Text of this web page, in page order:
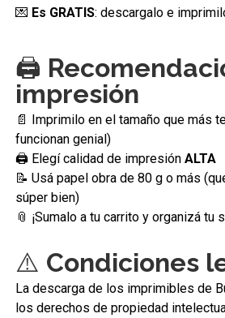
💌 Es GRATIS: descargalo e
🖨️
impresión
📄 Imprimilo en el tamaño que más
funcionan genial)
🖨️ Elegí calidad de impresión ALTA
📝 Usá papel obra de 80 g o más
súper bien)
📎 ¡Sumalo a tu carrito y organizá tu
⚠️ Condiciones
La descarga de los imprimibles de
los derechos de propiedad